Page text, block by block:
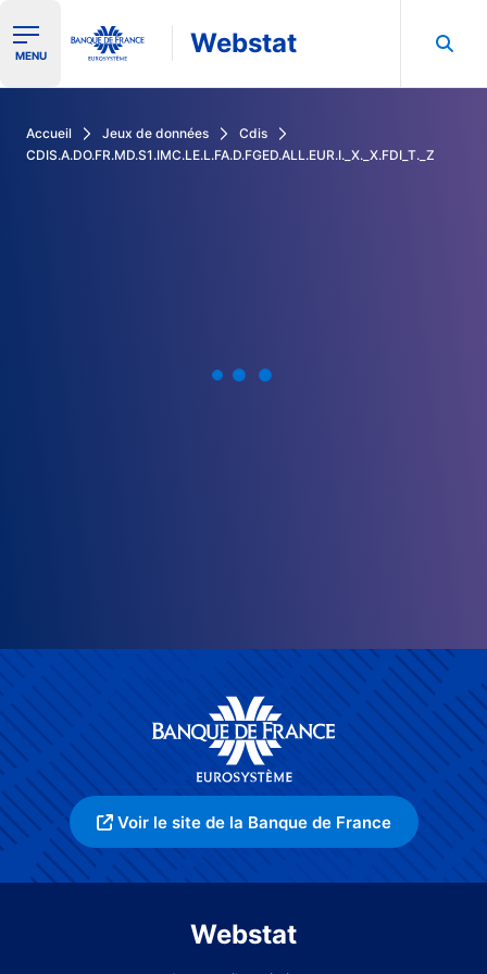
Ouvrir le menu de navigation
MENU Webstat
Accueil Jeux de données
Cdis
CDIS.A.DO.FR.MD.S1.IMC.LE.L.FA.D.FGED.ALL.EUR.I._X._X.FDI_T._Z
Voir le site de la Banque de France
Webstat